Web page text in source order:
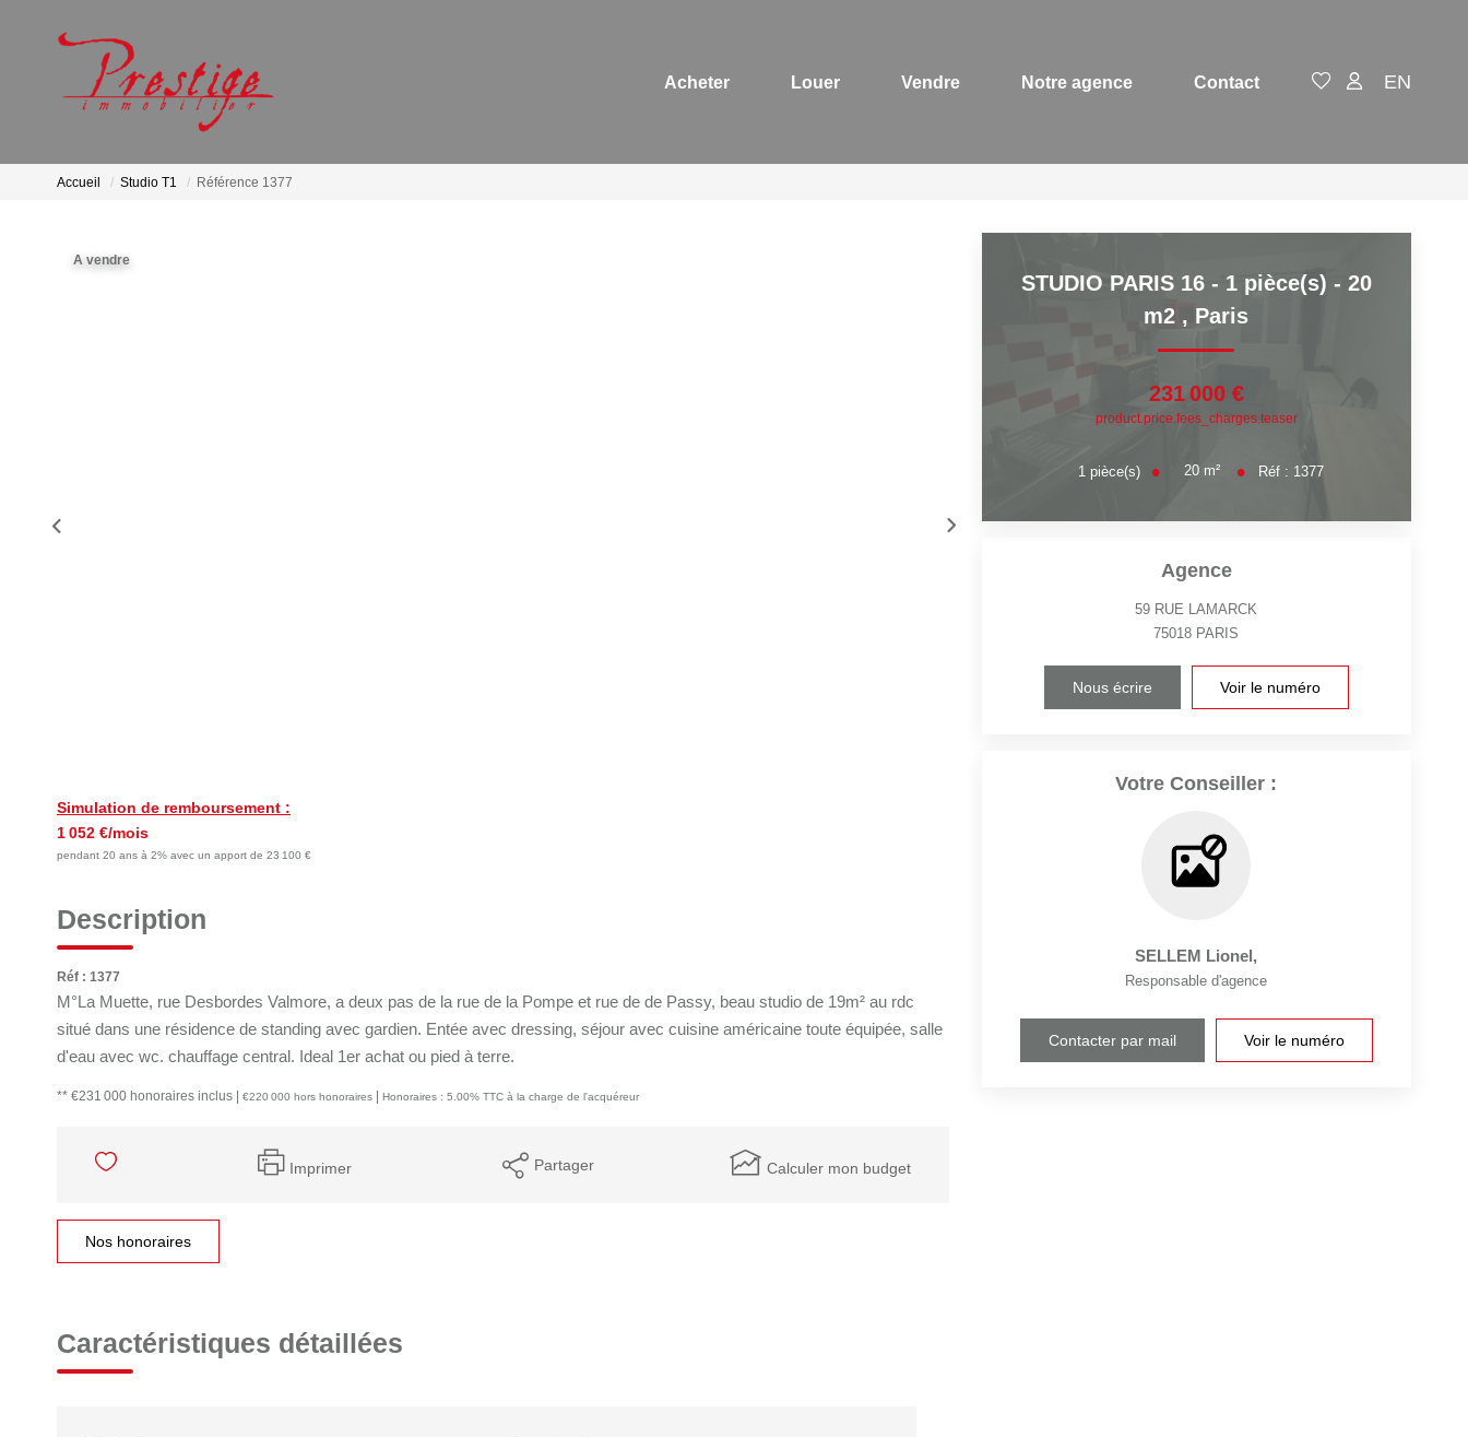
Acheter Louer Vendre Notre agence Contact EN
Accueil Studio T1 Référence 1377
A vendre
Simulation de remboursement :
1 052 €/mois
pendant 20 ans à 2% avec un apport de 23 100 €
Description
Réf : 1377
M°La Muette, rue Desbordes Valmore, a deux pas de la rue de la Pompe et rue de de Passy, beau studio de 19m² au rdc
situé dans une résidence de standing avec gardien. Entée avec dressing, séjour avec cuisine américaine toute équipée, salle
d'eau avec wc. chauffage central. Ideal 1er achat ou pied à terre.
** €231 000 honoraires inclus €220 000 hors honoraires Honoraires : 5.00% TTC à la charge de l'acquéreur
Imprimer Partager Calculer mon budget
Nos honoraires
Caractéristiques détaillées
STUDIO PARIS 16 - 1 pièce(s) - 20
m2 , Paris
231 000 €
product.price.fees_charges.teaser
1 pièce(s) 20 m² Réf : 1377
Agence
59 RUE LAMARCK
75018 PARIS
Nous écrire Voir le numéro
Votre Conseiller :
SELLEM Lionel,
Responsable d'agence
Contacter par mail Voir le numéro